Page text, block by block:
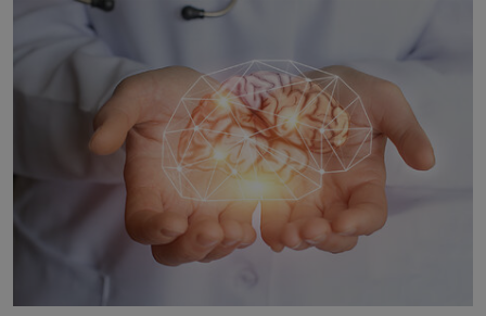
vznikne jeden z nejdokonalejších organismů